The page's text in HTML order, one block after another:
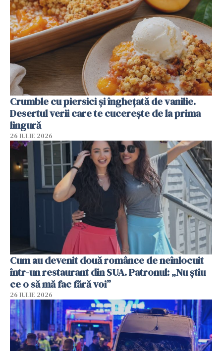
Crumble cu piersici și înghețată de vanilie.
Desertul verii care te cucerește de la prima
lingură
26 IULIE 2026
Cum au devenit două românce de neînlocuit
într-un restaurant din SUA. Patronul: „Nu știu
ce o să mă fac fără voi”
26 IULIE 2026